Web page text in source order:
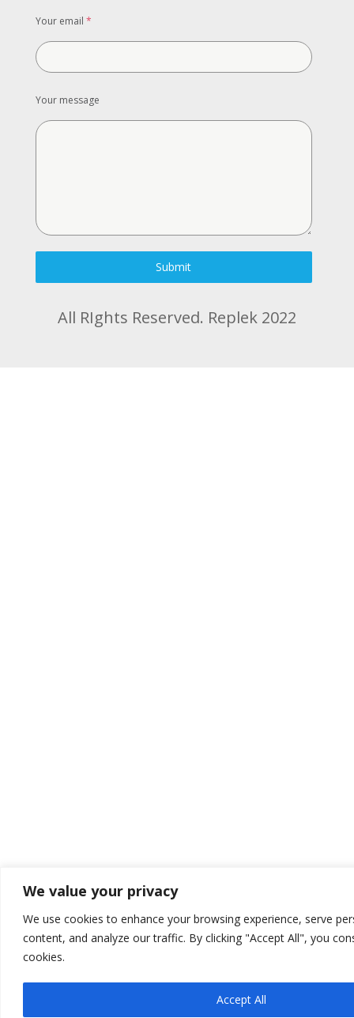
We value your privacy
We use cookies to enhance your browsing experience, serve
content, and analyze our traffic. By clicking "Accept All", you
cookies.
Accept All
Your email *
Your message
Submit
All RIghts Reserved. Replek 2022